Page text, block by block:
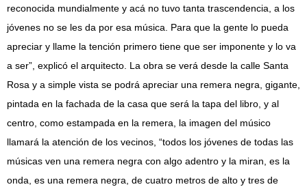
reconocida mundialmente y acá no tuvo tanta trascendencia, a los
jóvenes no se les da por esa música. Para que la gente lo pueda
apreciar y llame la tención primero tiene que ser imponente y lo va
a ser”, explicó el arquitecto. La obra se verá desde la calle Santa
Rosa y a simple vista se podrá apreciar una remera negra, gigante,
pintada en la fachada de la casa que será la tapa del libro, y al
centro, como estampada en la remera, la imagen del músico
llamará la atención de los vecinos, “todos los jóvenes de todas las
músicas ven una remera negra con algo adentro y la miran, es la
onda, es una remera negra, de cuatro metros de alto y tres de